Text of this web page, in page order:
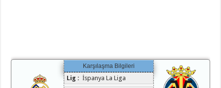
Karşılaşma Bilgileri
Lig : İspanya La Liga